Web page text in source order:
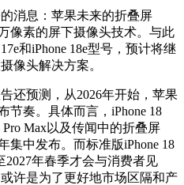
消息：苹果未来的折叠屏
像素的屏下摄像头技术。与此
和iPhone 18e型号，预计将继
像头解决方案。
还预测，从2026年开始，苹果
节奏。具体而言，iPhone 18
Pro Max以及传闻中的折叠屏
集中发布。而标准版iPhone 18
2027年春季才会与消费者见
许是为了更好地市场区隔和产